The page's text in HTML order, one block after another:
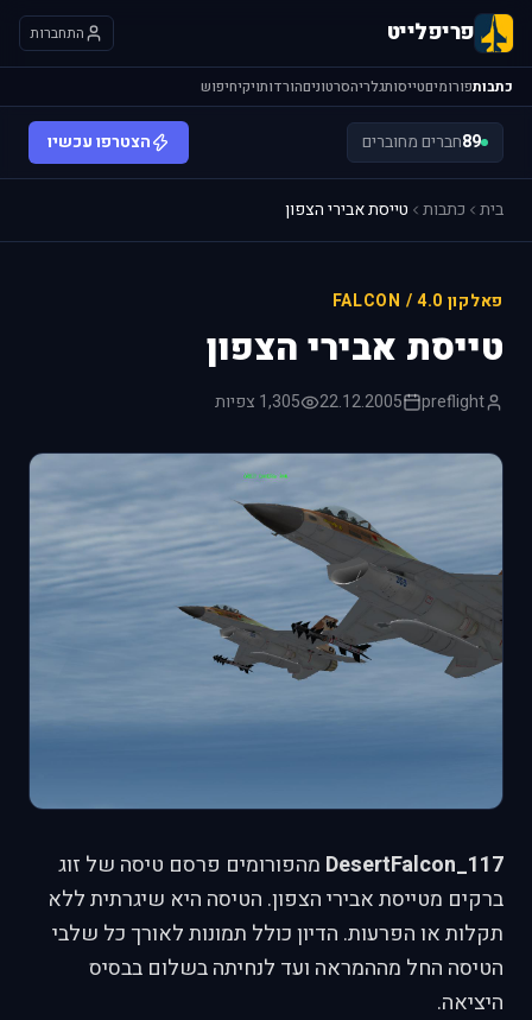
פריפלייט התחברות
כתבותפורומיםטייסותגלריהסרטוניםהורדותויקיחיפוש
89חברים מחוברים הצטרפו עכשיו
בית כתבות טייסת אבירי הצפון
פאלקון 4.0 / FALCON
טייסת אבירי הצפון
preflight
22.12.2005 1,305 צפיות
DesertFalcon_117 מהפורומים פרסם טיסה של זוג
ברקים מטייסת אבירי הצפון. הטיסה היא שיגרתית ללא
תקלות או הפרעות. הדיון כולל תמונות לאורך כל שלבי
הטיסה החל מההמראה ועד לנחיתה בשלום בבסיס
היציאה.